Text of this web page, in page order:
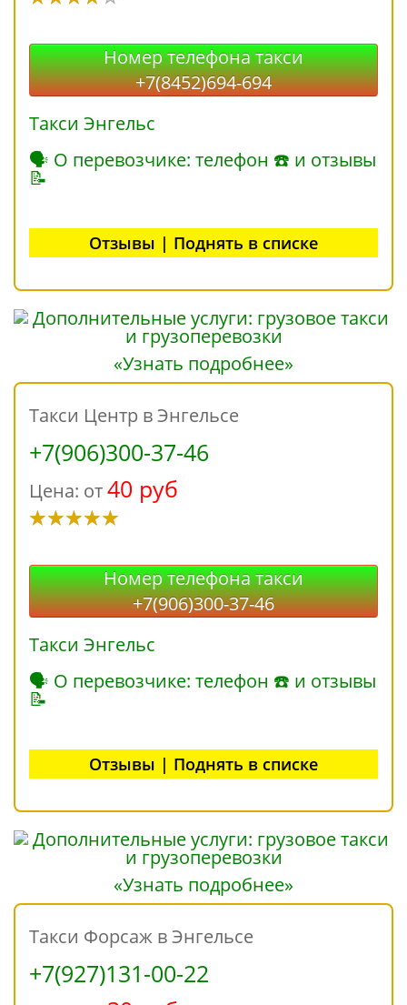
Номер телефона такси
+7(8452)694-694
Такси Энгельс
🗣 О перевозчике: телефон ☎ и отзывы
📝
Отзывы | Поднять в списке
«Узнать подробнее»
Такси Центр в Энгельсе
+7(906)300-37-46
Цена: от40 руб
Номер телефона такси
+7(906)300-37-46
Такси Энгельс
🗣 О перевозчике: телефон ☎ и отзывы
📝
Отзывы | Поднять в списке
«Узнать подробнее»
Такси Форсаж в Энгельсе
+7(927)131-00-22